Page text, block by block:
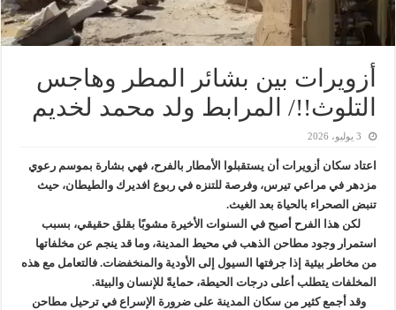
أزويرات بين بشائر المطر وهاجس
التلوث!!/ المرابط ولد محمد لخديم
3 يوليو، 2026
اعتاد سكان أزويرات أن يستقبلوا الأمطار بالفرح، فهي بشارة بموسم رعوي
مزدهر في مراعي تيرس، وفرصة للتنزه في ربوع افديرك والطيطان، حيث
تنبض الصحراء بالحياة بعد الغيث.
لكن هذا الفرح أصبح في السنوات الأخيرة مشوبًا بقلق حقيقي، بسبب
استمرار وجود مطاحن الذهب في محيط المدينة، وما قد ينجم عن مخلفاتها
من مخاطر بيئية إذا جرفتها السيول إلى الأودية والمنخفضات. فالتعامل مع هذه
المخلفات يتطلب أعلى درجات الحيطة، حمايةً للإنسان والبيئة.
وقد أجمع كثير من سكان المدينة على ضرورة الإسراع في ترحيل مطاحن